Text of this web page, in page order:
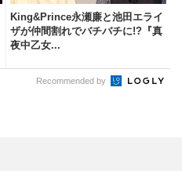
King&Prince永瀬廉と池田エライ
ザが仲間割れでバチバチに!?『真
夜中乙女...
Recommended by